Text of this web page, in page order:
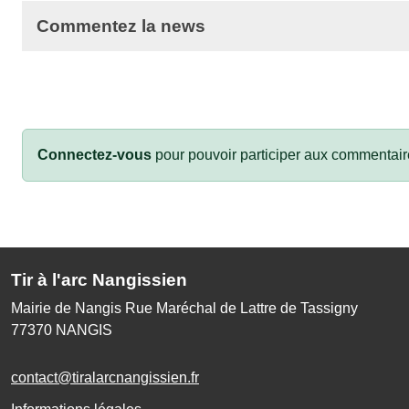
Commentez la news
Connectez-vous pour pouvoir participer aux
Tir à l'arc Nangissien
Mairie de Nangis Rue Maréchal de Lattre de Tassigny
77370 NANGIS
contact@tiralarcnangissien.fr